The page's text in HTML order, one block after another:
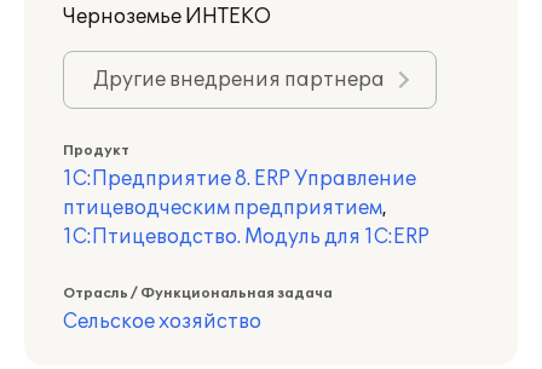
Черноземье ИНТЕКО
Другие внедрения партнера
Продукт
1С:Предприятие 8. ERP Управление
птицеводческим предприятием,
1С:Птицеводство. Модуль для 1С:ERP
Отрасль / Функциональная задача
Сельское хозяйство